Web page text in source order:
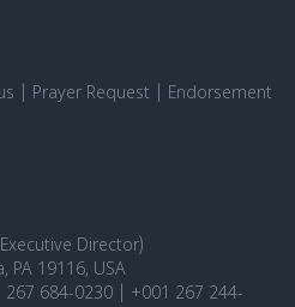
Prayer Request
Endorsement
Director)
PA 19116, USA
684-0230 | +001 267 244-